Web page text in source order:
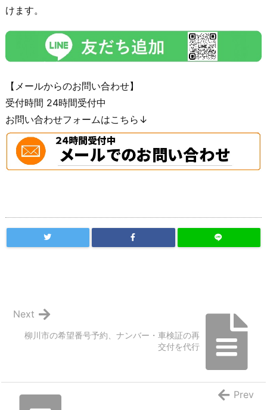
けます。
【メールからのお問い合わせ】
受付時間 24時間受付中
お問い合わせフォームはこちら↓
柳川市の希望番号予約、ナンバー・車検証の再
交付を代行
Next
Prev